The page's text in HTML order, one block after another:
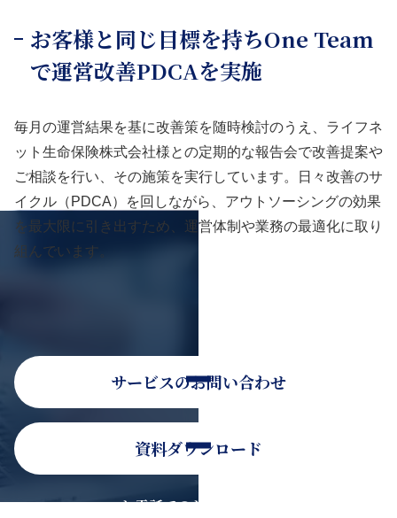
お客様と同じ目標を持ちOne Team
で運営改善PDCAを実施
毎月の運営結果を基に改善策を随時検討のうえ、ライフネ
ット生命保険株式会社様との定期的な報告会で改善提案や
ご相談を行い、その施策を実行しています。日々改善のサ
イクル（PDCA）を回しながら、アウトソーシングの効果
を最大限に引き出すため、運営体制や業務の最適化に取り
組んでいます。
サービスのお問い合わせ
資料ダウンロード
お電話でのお問い合わせ